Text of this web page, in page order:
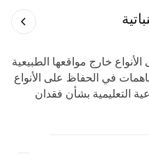
خارج مواقعها الطبيعية
في الحفاظ على الأنواع
التعليمية بشأن فقدان